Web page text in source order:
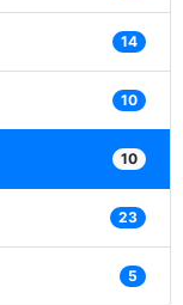
14
10
10
23
5